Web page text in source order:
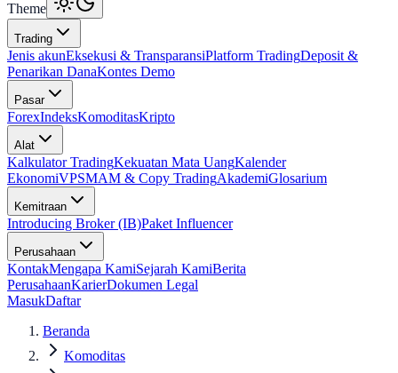
Theme
Trading
Jenis akunEksekusi & TransparansiPlatform TradingDeposit &
Penarikan DanaKontes Demo
Pasar
ForexIndeksKomoditasKripto
Alat
Kalkulator TradingKekuatan Mata UangKalender
EkonomiVPSMAM & Copy TradingAkademiGlosarium
Kemitraan
Introducing Broker (IB)Paket Influencer
Perusahaan
KontakMengapa KamiSejarah KamiBerita
PerusahaanKarierDokumen Legal
MasukDaftar
Beranda
Komoditas